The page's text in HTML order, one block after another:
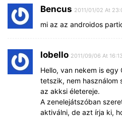
Bencus 2011/01/02 At
mi az az androidos
lobello 2011/09/06 At 16:13
Hello, van nekem is egy
tetszik, nem használom
az akksi életereje.
A zenelejátszóban
aktiválni, de azt írja ki,